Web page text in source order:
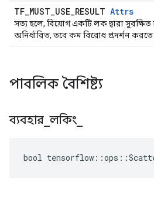
TF_MUST_USE_RESULT Attrs
সত্য হলে, বিয়োগ একটি লক দ্বারা
অনির্ধারিত, তবে কম বিরোধ প্রদর্শন করতে
পাবলিক বৈশিষ্ট্য
ব্যবহার _লকিং
bool